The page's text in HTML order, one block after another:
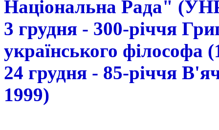
Національна Рада"
3 грудня - 300-річчя
українського філософа
24 грудня - 85-річчя
1999)